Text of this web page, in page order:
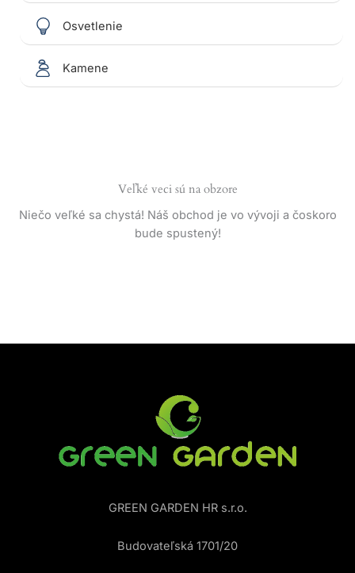
Osvetlenie
Kamene
Veľké veci sú na obzore
Niečo veľké sa chystá! Náš obchod je vo vývoji a čoskoro
bude spustený!
GREEN GARDEN HR s.r.o.
Budovateľská 1701/20